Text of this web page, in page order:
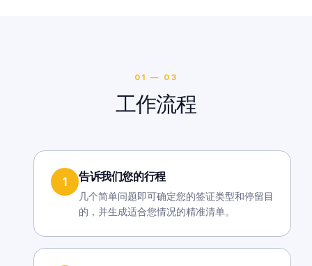
01 — 03
工作流程
1 告诉我们您的行程
几个简单问题即可确定您的签证类型和停留目
的，并生成适合您情况的精准清单。